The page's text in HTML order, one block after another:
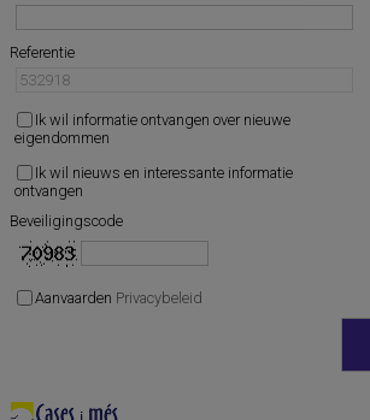
Referentie
Ik wil informatie ontvangen over nieuwe
eigendommen
Ik wil nieuws en interessante informatie
ontvangen
Beveiligingscode
Aanvaarden Privacybeleid